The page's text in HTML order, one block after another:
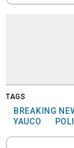
TAGS
BREAKING
YAUCO